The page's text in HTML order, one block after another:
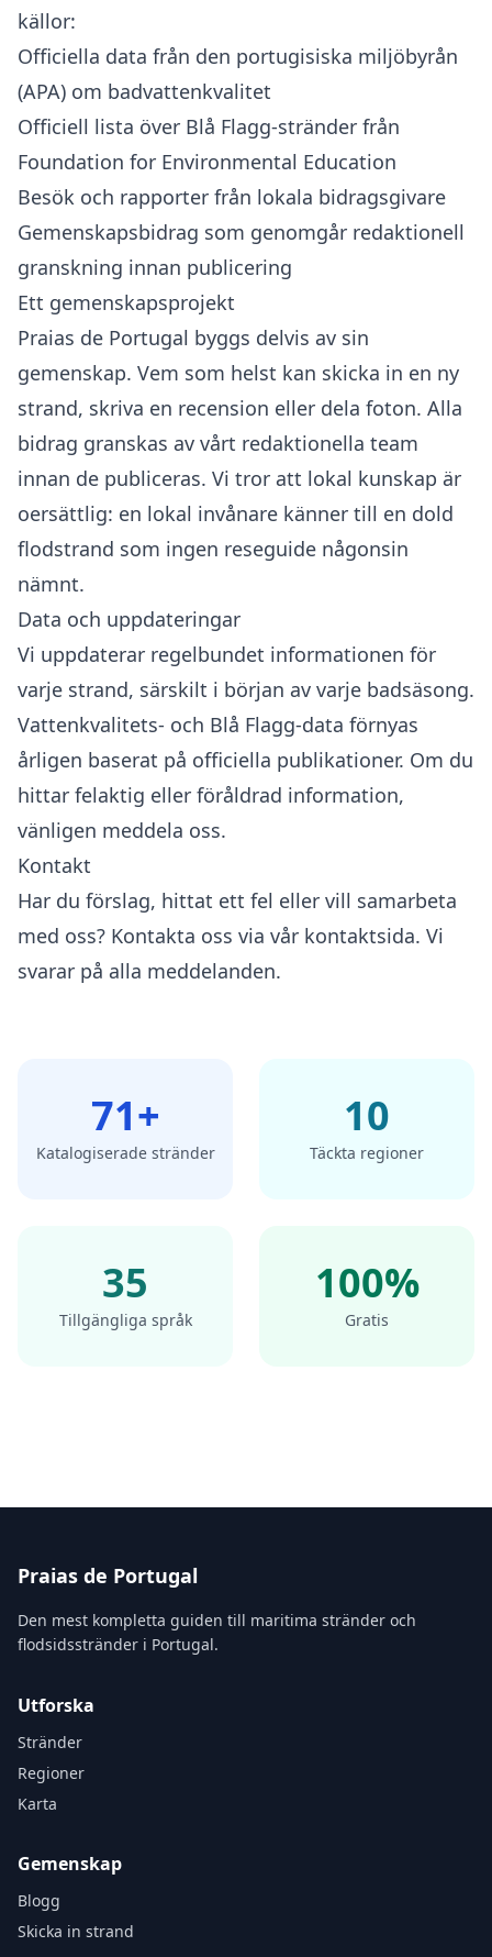
källor:
Officiella data från den portugisiska miljöbyrån
(APA) om badvattenkvalitet
Officiell lista över Blå Flagg-stränder från
Foundation for Environmental Education
Besök och rapporter från lokala bidragsgivare
Gemenskapsbidrag som genomgår redaktionell
granskning innan publicering
Ett gemenskapsprojekt
Praias de Portugal byggs delvis av sin
gemenskap. Vem som helst kan skicka in en ny
strand, skriva en recension eller dela foton. Alla
bidrag granskas av vårt redaktionella team
innan de publiceras. Vi tror att lokal kunskap är
oersättlig: en lokal invånare känner till en dold
flodstrand som ingen reseguide någonsin
nämnt.
Data och uppdateringar
Vi uppdaterar regelbundet informationen för
varje strand, särskilt i början av varje badsäsong.
Vattenkvalitets- och Blå Flagg-data förnyas
årligen baserat på officiella publikationer. Om du
hittar felaktig eller föråldrad information,
vänligen meddela oss.
Kontakt
Har du förslag, hittat ett fel eller vill samarbeta
med oss? Kontakta oss via vår kontaktsida. Vi
svarar på alla meddelanden.
71+
Katalogiserade stränder
10
Täckta regioner
35
Tillgängliga språk
100%
Gratis
Praias de Portugal
Den mest kompletta guiden till maritima stränder och
flodsidsstränder i Portugal.
Utforska
Stränder
Regioner
Karta
Gemenskap
Blogg
Skicka in strand